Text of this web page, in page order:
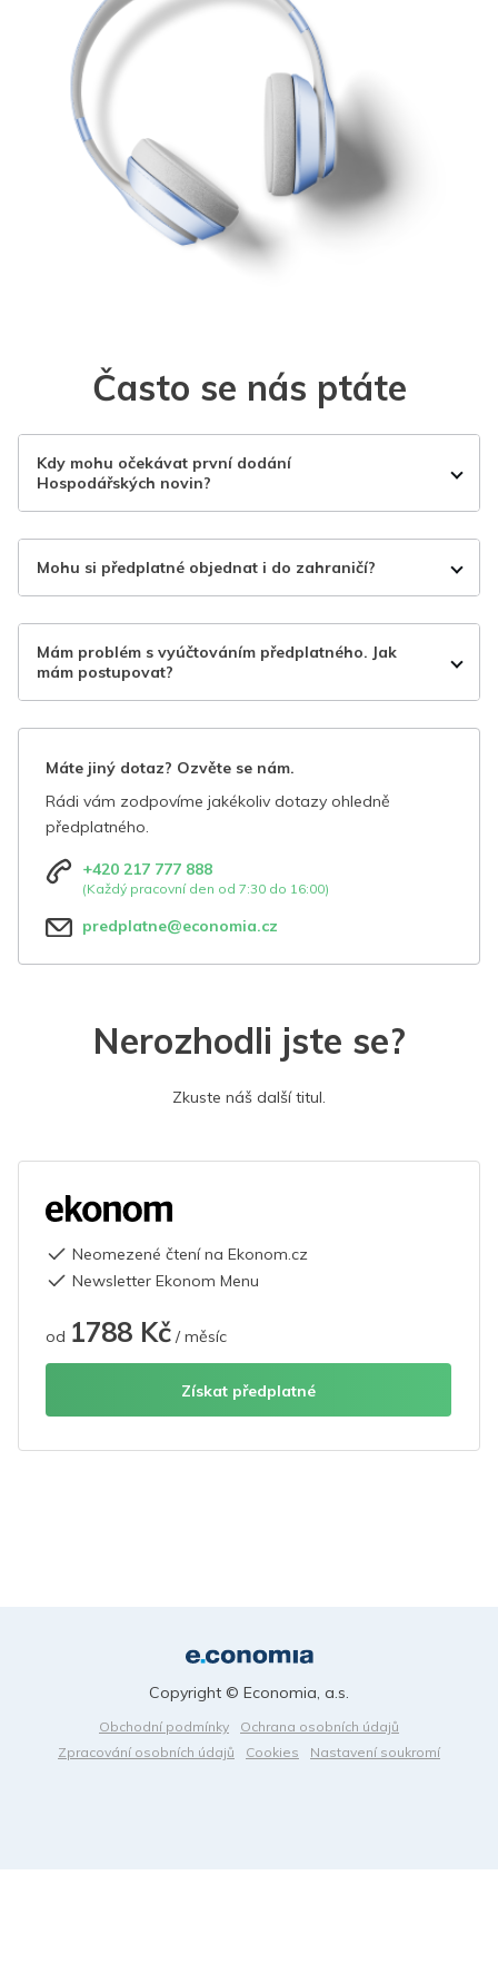
Často se nás ptáte
Kdy mohu očekávat první dodání
Hospodářských novin?
Mohu si předplatné objednat i do zahraničí?
Mám problém s vyúčtováním předplatného. Jak
mám postupovat?
Máte jiný dotaz? Ozvěte se nám.
Rádi vám zodpovíme jakékoliv dotazy ohledně
předplatného.
+420 217 777 888
(Každý pracovní den od 7:30 do 16:00)
predplatne@economia.cz
Nerozhodli jste se?
Zkuste náš další titul.
Neomezené čtení na Ekonom.cz
Newsletter Ekonom Menu
od 1788 Kč / měsíc
Získat předplatné
Obchodní podmínky
Ochrana osobních údajů
Zpracování osobních údajů
Cookies Nastavení soukromí
Copyright © Economia, a.s.